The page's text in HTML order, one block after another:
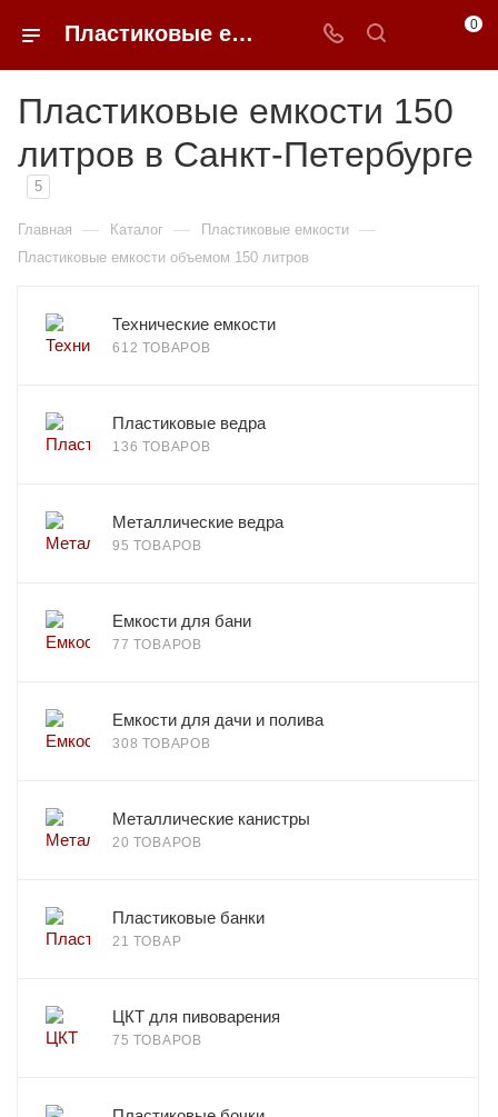
Пластиковые емкости 150 литров в Санкт-Петербурге 0
Пластиковые емкости 150
литров в Санкт-Петербурге
5
Главная — Каталог — Пластиковые емкости —
Пластиковые емкости объемом 150 литров
Технические емкости
612 ТОВАРОВ
Пластиковые ведра
136 ТОВАРОВ
Металлические ведра
95 ТОВАРОВ
Емкости для бани
77 ТОВАРОВ
Емкости для дачи и полива
308 ТОВАРОВ
Металлические канистры
20 ТОВАРОВ
Пластиковые банки
21 ТОВАР
ЦКТ для пивоварения
75 ТОВАРОВ